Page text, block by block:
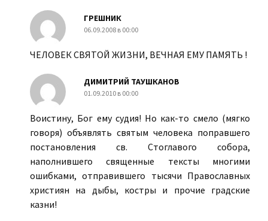
ГРЕШНИК
06.09.2008 в 00:00
ЧЕЛОВЕК СВЯТОЙ ЖИЗНИ, ВЕЧНАЯ ЕМУ ПАМЯТЬ !
ДИМИТРИЙ ТАУШКАНОВ
01.09.2010 в 00:00
Воистину, Бог ему судия! Но как-то смело (мягко
говоря) объявлять святым человека поправшего
постановления св. Стоглавого собора,
наполнившего священные тексты многими
ошибками, отправившего тысячи Православных
християн на дыбы, костры и прочие градские
казни!